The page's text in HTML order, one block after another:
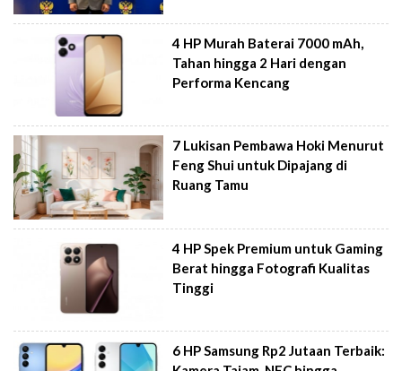
4 HP Murah Baterai 7000 mAh,
Tahan hingga 2 Hari dengan
Performa Kencang
7 Lukisan Pembawa Hoki Menurut
Feng Shui untuk Dipajang di
Ruang Tamu
4 HP Spek Premium untuk Gaming
Berat hingga Fotografi Kualitas
Tinggi
6 HP Samsung Rp2 Jutaan Terbaik: